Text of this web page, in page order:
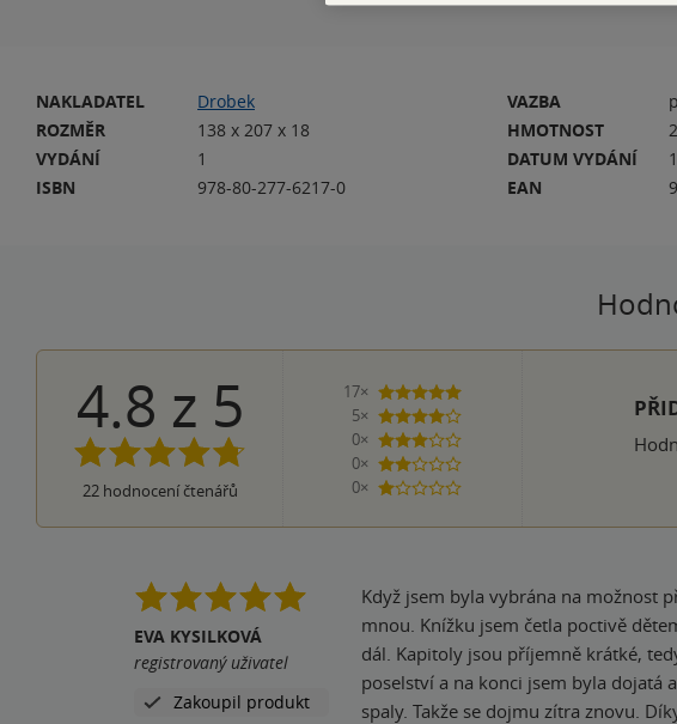
NAKLADATEL
Drobek
ROZMĚR
138 x 207 x 18
VYDÁNÍ
1
ISBN
978-80-277-6217-0
VAZBA
HMOTNOST
DATUM VYDÁNÍ
EAN
4.8 z 5
22hodnocení čtenářů
17×
5 hvězdiček
5×
4 hvězdičky
0×
3 hvězdičky
0×
2 hvězdičky
0×
1 hvezdička
EVA KYSILKOVÁ
registrovaný uživatel
Zakoupil produkt
Když jsem byla vybrána na možnost
mnou. Knížku jsem četla poctivě dětem, takže to trvalo trochu déle. Sama jsem se těšila na čtení, protože mě zajímalo jak to bude
dál. Kapitoly jsou příjemně krátké,
poselství a na konci jsem byla dojatá
spaly. Takže se dojmu zítra znovu. Díky propracovanosti příběhu je knížka vhodná pro širší věkovou kategorii, protože úplně malé